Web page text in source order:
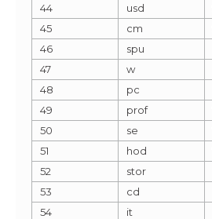
44
usd
45
cm
46
spu
47
w
48
pc
49
prof
50
se
51
hod
52
stor
53
cd
54
it